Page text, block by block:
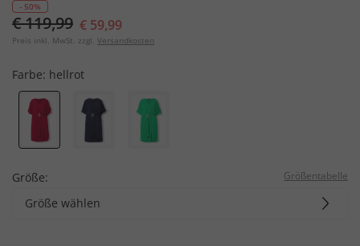
- 50%
€ 119,99 € 59,99
Preis inkl. MwSt. zzgl. Versandkosten
Farbe: hellrot
Größe: Größentabelle
Größe wählen